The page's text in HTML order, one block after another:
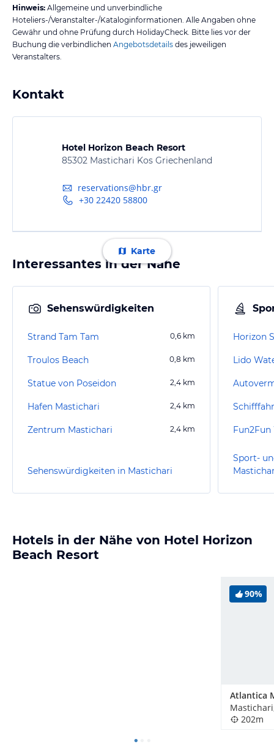
Hinweis: Allgemeine und unverbindliche
Hoteliers-/Veranstalter-/Kataloginformationen. Alle Angaben ohne
Gewähr und ohne Prüfung durch HolidayCheck. Bitte lies vor der
Buchung die verbindlichen Angebotsdetails des jeweiligen
Veranstalters.
Kontakt
Hotel Horizon Beach Resort
85302 Mastichari Kos Griechenland
reservations@hbr.gr
+30 22420 58800
Karte
Interessantes in der Nähe
Sehenswürdigkeiten
Strand Tam Tam 0,6 km
Troulos Beach 0,8 km
Statue von Poseidon 2,4 km
Hafen Mastichari 2,4 km
Zentrum Mastichari 2,4 km
Sehenswürdigkeiten in Mastichari
Horizon
Lido
Sport-
Hotels in der Nähe von Hotel Horizon
Beach Resort
90%
202m